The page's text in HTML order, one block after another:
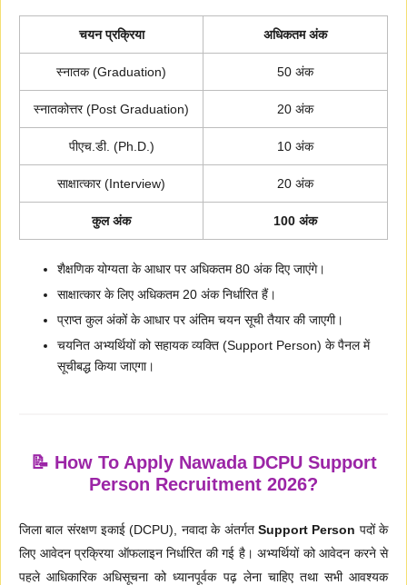
चयन प्रक्रिया अधिकतम अंक
स्नातक (Graduation) 50 अंक
स्नातकोत्तर (Post Graduation) 20 अंक
पीएच.डी. (Ph.D.) 10 अंक
साक्षात्कार (Interview) 20 अंक
कुल अंक 100 अंक
शैक्षणिक योग्यता के आधार पर अधिकतम 80 अंक दिए जाएंगे।
साक्षात्कार के लिए अधिकतम 20 अंक निर्धारित हैं।
प्राप्त कुल अंकों के आधार पर अंतिम चयन सूची तैयार की जाएगी।
चयनित अभ्यर्थियों को सहायक व्यक्ति (Support Person) के पैनल में
सूचीबद्ध किया जाएगा।
📝 How To Apply Nawada DCPU Support
Person Recruitment 2026?
जिला बाल संरक्षण इकाई (DCPU), नवादा के अंतर्गत Support Person पदों के
लिए आवेदन प्रक्रिया ऑफलाइन निर्धारित की गई है। अभ्यर्थियों को आवेदन करने से
पहले आधिकारिक अधिसूचना को ध्यानपूर्वक पढ़ लेना चाहिए तथा सभी आवश्यक